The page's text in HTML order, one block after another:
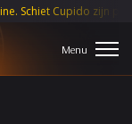
Cupido zijn pijlen